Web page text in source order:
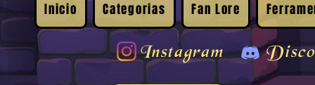
Inicio Categorias Fan Lore
Instagram